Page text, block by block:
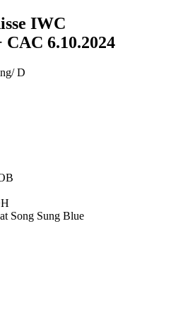
IWC
CAC 6.10.2024
D
Song Sung Blue